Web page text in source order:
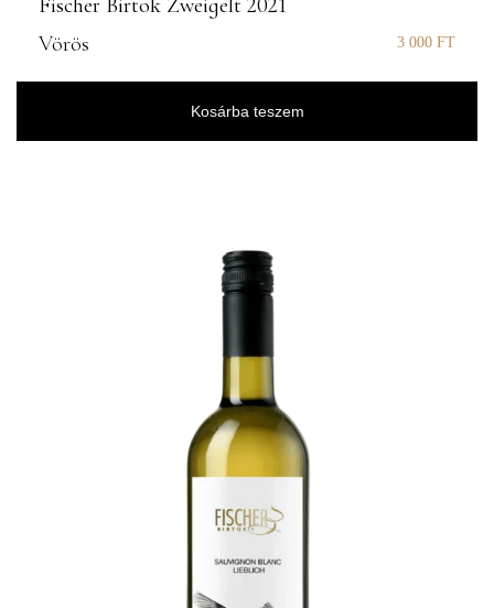
Fischer Birtok Zweigelt 2021
Vörös
3 000 FT
Kosárba teszem